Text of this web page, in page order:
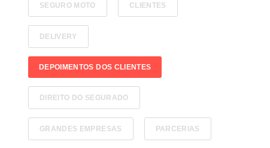
SEGURO MOTO CLIENTES
DELIVERY
DEPOIMENTOS DOS CLIENTES
DIREITO DO SEGURADO
GRANDES EMPRESAS PARCERIAS